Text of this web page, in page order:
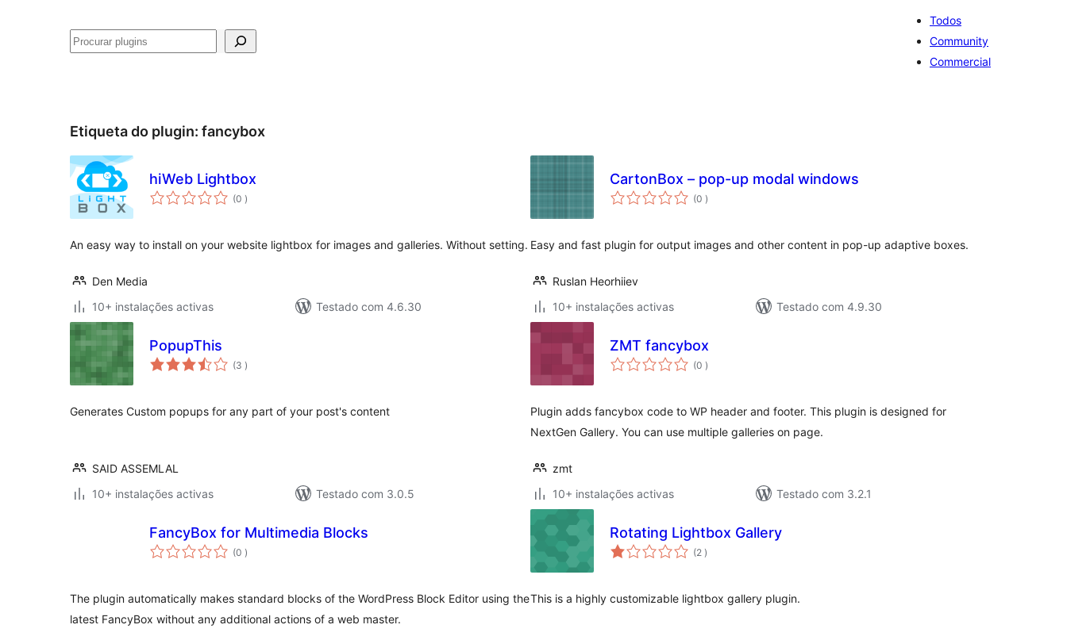
Pesquisar
Todos
Community
Commercial
Etiqueta do plugin: fancybox
hiWeb Lightbox
(0 classificações
)
An easy way to install on your website lightbox for images and galleries. Without setting.
Den Media
10+ instalações activas
Testado com 4.6.30
CartonBox – pop-up modal windows
(0 classificações
)
Easy and fast plugin for output images and other content in pop-up adaptive boxes.
Ruslan Heorhiiev
10+ instalações activas
Testado com 4.9.30
PopupThis
(3 classificações
)
Generates Custom popups for any part of your post's content
SAID ASSEMLAL
10+ instalações activas
Testado com 3.0.5
ZMT fancybox
(0 classificações
)
Plugin adds fancybox code to WP header and footer. This plugin is designed for
NextGen Gallery. You can use multiple galleries on page.
zmt
10+ instalações activas
Testado com 3.2.1
FancyBox for Multimedia Blocks
(0 classificações
)
The plugin automatically makes standard blocks of the WordPress Block Editor using the
latest FancyBox without any additional actions of a web master.
Rotating Lightbox Gallery
(2 classificações
)
This is a highly customizable lightbox gallery plugin.